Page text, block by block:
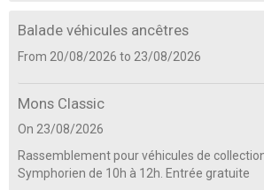
Balade véhicules ancêtres
From 20/08/2026 to 23/08/2026
Mons Classic
On 23/08/2026
Rassemblement pour véhicules de
Symphorien de 10h à 12h. Entrée gratuite